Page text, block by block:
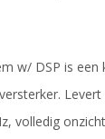
w/ DSP is een
volledig